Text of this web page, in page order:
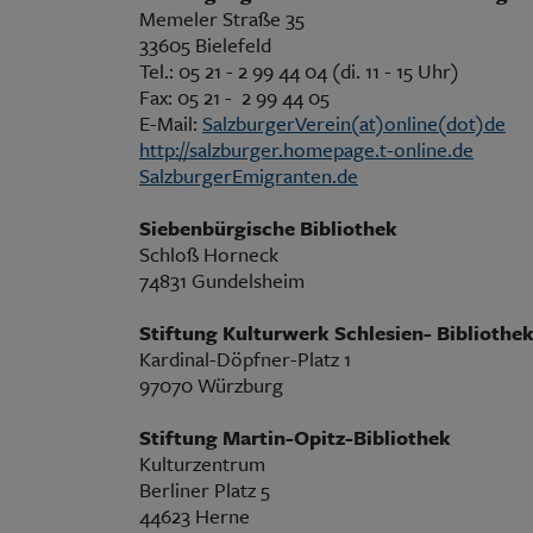
Memeler Straße 35
33605 Bielefeld
Tel.: 05 21 - 2 99 44 04 (di. 11 - 15 Uhr)
Fax: 05 21 - 2 99 44 05
E-Mail: SalzburgerVerein(at)online(dot)de
http://salzburger.homepage.t-online.de
SalzburgerEmigranten.de
Siebenbürgische Bibliothek
Schloß Horneck
74831 Gundelsheim
Stiftung Kulturwerk Schlesien- Bibliothek
Kardinal-Döpfner-Platz 1
97070 Würzburg
Stiftung Martin-Opitz-Bibliothek
Kulturzentrum
Berliner Platz 5
44623 Herne